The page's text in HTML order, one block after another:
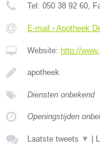
Tel: 050 38 92 60 ,
E-mail › Apotheek
Website: http://
apotheek
Diensten onbekend
Openingstijden
Laatste tweets ▼ |